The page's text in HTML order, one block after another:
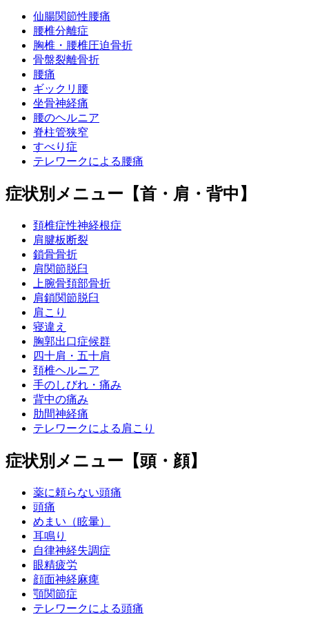
仙腸関節性腰痛
腰椎分離症
胸椎・腰椎圧迫骨折
骨盤裂離骨折
腰痛
ギックリ腰
坐骨神経痛
腰のヘルニア
脊柱管狭窄
すべり症
テレワークによる腰痛
症状別メニュー【首・肩・背中】
頚椎症性神経根症
肩腱板断裂
鎖骨骨折
肩関節脱臼
上腕骨頚部骨折
肩鎖関節脱臼
肩こり
寝違え
胸郭出口症候群
四十肩・五十肩
頚椎ヘルニア
手のしびれ・痛み
背中の痛み
肋間神経痛
テレワークによる肩こり
症状別メニュー【頭・顔】
薬に頼らない頭痛
頭痛
めまい（眩暈）
耳鳴り
自律神経失調症
眼精疲労
顔面神経麻痺
顎関節症
テレワークによる頭痛